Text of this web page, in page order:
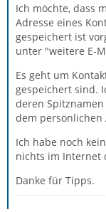
Ich möchte, dass
Adresse eines
gespeichert ist
unter "weitere E-
Es geht um
gespeichert sind.
deren
dem persönlichen
Ich habe noch
nichts im Internet
Danke für Tipps.